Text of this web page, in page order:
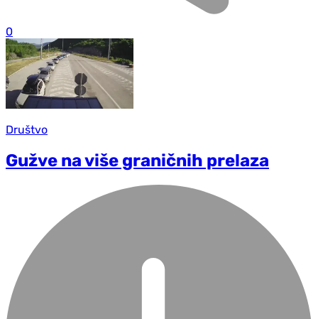
0
Društvo
Gužve na više graničnih prelaza